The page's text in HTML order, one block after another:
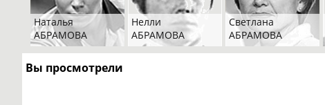
Наталья
АБРАМОВА
Нелли
АБРАМОВА
Светлана
АБРАМОВА
Вы просмотрели